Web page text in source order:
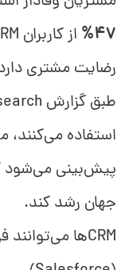
%47
رضایت مشتری
استفاده
جهان رشد کند.
CRM‌ها می‌توانند فروش را